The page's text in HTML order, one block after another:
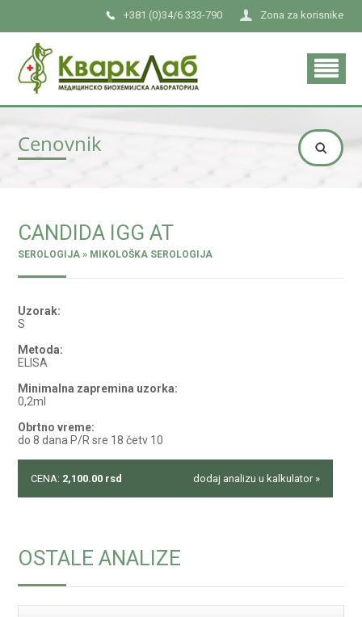
Zona za korisnike
+381 (0)34/6 333-790
Cenovnik
CANDIDA IGG AT
SEROLOGIJA » MIKOLOŠKA SEROLOGIJA
Uzorak:
S
Metoda:
ELISA
Minimalna zapremina uzorka:
0,2ml
Obrtno vreme:
do 8 dana P/R sre 18 četv 10
CENA: 2,100.00 rsd dodaj analizu u kalkulator »
OSTALE ANALIZE